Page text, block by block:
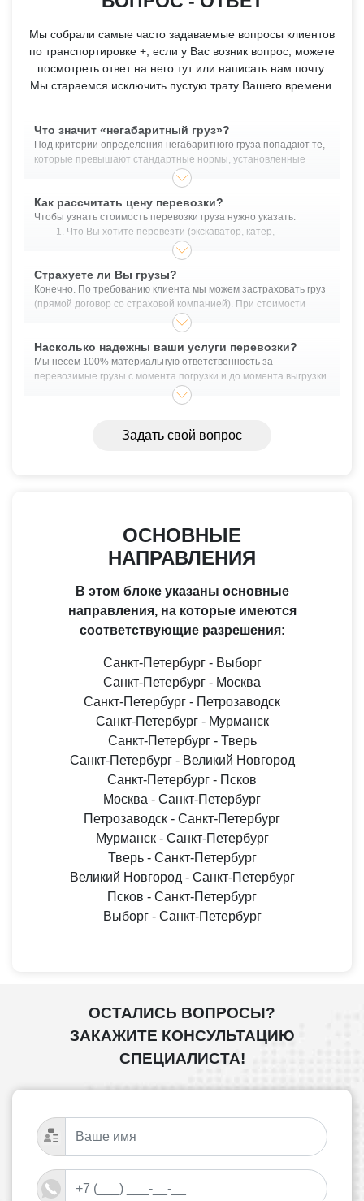
Мы собрали самые часто задаваемые вопросы клиентов
по транспортировке +, если у Вас возник вопрос, можете
посмотреть ответ на него тут или написать нам почту.
Мы стараемся исключить пустую трату Вашего времени.
Что значит «негабаритный груз»?
Под критерии определения негабаритного груза попадают те,
которые превышают стандартные нормы, установленные
законодательными актами, регулирующими грузоперевозки.
Негабаритным грузом можно считать объекты, высота которых
превышает 4 метра (от земли), длина 20 м., ширина более 2.55
м. и масса более 40 тонн.
Как рассчитать цену перевозки?
Чтобы узнать стоимость перевозки груза нужно указать:
Что Вы хотите перевезти (экскаватор, катер,
оборудование и прочее);
Габариты перевозимого груза - длина/ширина/высота;
Масса в кг. или тоннах;
Обязательно указать точные адреса загрузки и
выгрузки для крупноразмерных грузов;
Планируемую дату грузоперевозки.
Легко рассчитать стоимость Вы можете, воспользовавшись
формой выше.
Страхуете ли Вы грузы?
Конечно. По требованию клиента мы можем застраховать груз
(прямой договор со страховой компанией). При стоимости
груза, превышающей 10 млн. рублей - страховка является
обязательным пунктом договора перевозки.
Насколько надежны ваши услуги перевозки?
Мы несем 100% материальную ответственность за
перевозимые грузы с момента погрузки и до момента выгрузки.
Помимо этого, существует услуга экспедирования. Это
необходимо, если в ходе транспортировки будет
случае, материальную ответственность за сохранность груза
Задать свой вопрос
ОСНОВНЫЕ
НАПРАВЛЕНИЯ
В этом блоке указаны основные
направления, на которые имеются
соответствующие разрешения:
Санкт-Петербург - Выборг
Санкт-Петербург - Москва
Санкт-Петербург - Петрозаводск
Санкт-Петербург - Мурманск
Санкт-Петербург - Тверь
Санкт-Петербург - Великий Новгород
Санкт-Петербург - Псков
Москва - Санкт-Петербург
Петрозаводск - Санкт-Петербург
Мурманск - Санкт-Петербург
Тверь - Санкт-Петербург
Великий Новгород - Санкт-Петербург
Псков - Санкт-Петербург
Выборг - Санкт-Петербург
ОСТАЛИСЬ ВОПРОСЫ?
ЗАКАЖИТЕ КОНСУЛЬТАЦИЮ
СПЕЦИАЛИСТА!